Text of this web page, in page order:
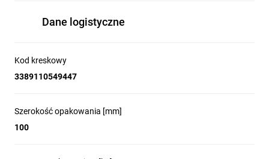
Dane logistyczne
Kod kreskowy
3389110549447
Szerokość opakowania [mm]
100